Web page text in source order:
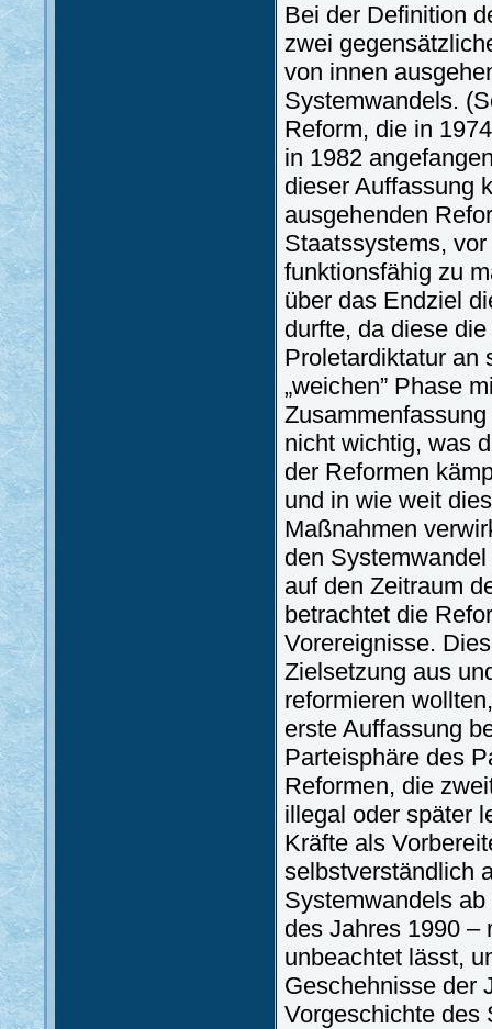
Bei der Definition
zwei
von innen
Systemwandels.
Reform, die in
in 1982
dieser Auffassung
ausgehenden
Staatssystems,
funktionsfähig zu
über das Endziel
durfte, da diese
Proletardiktatur an
„weichen” Phase
nicht wichtig, was
der Reformen
und in wie weit
Maßnahmen
den
auf den Zeitraum
betrachtet die
Vorereignisse.
Zielsetzung aus
reformieren
erste Auffassung
Parteisphäre des
Reformen, die
illegal oder später
Kräfte als
selbstverständlich
Systemwandels
des Jahres 1990 –
unbeachtet lässt,
Geschehnisse der
Vorgeschichte des